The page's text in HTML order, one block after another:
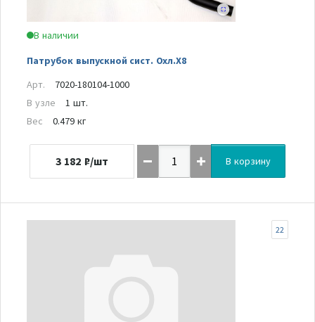
В наличии
Патрубок выпускной сист. Охл.Х8
Арт.
7020-180104-1000
В узле
1 шт.
Вес
0.479 кг
3 182 ₽/шт В корзину
22